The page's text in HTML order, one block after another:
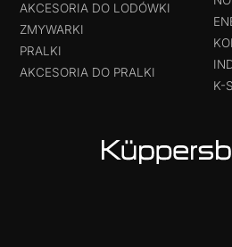
AKCESORIA DO LODÓWKI
ZMYWARKI
PRALKI
AKCESORIA DO PRALKI
K-